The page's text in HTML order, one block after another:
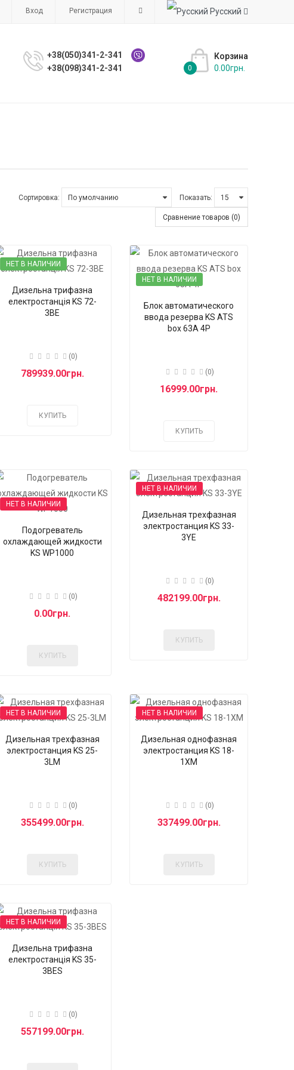
Вход Регистрация Русский
Корзина
0 0.00грн.
+38(050)341-2-341
+38(098)341-2-341
Сортировка: Показать:
Сравнение товаров (0)
НЕТ В НАЛИЧИИ
Дизельна трифазна
електростанція KS 72-
3BE
(0)
789939.00грн.
КУПИТЬ
НЕТ В НАЛИЧИИ
Блок автоматического
ввода резерва KS ATS
box 63A 4P
(0)
16999.00грн.
КУПИТЬ
НЕТ В НАЛИЧИИ
Подогреватель
охлаждающей жидкости
KS WP1000
(0)
0.00грн.
КУПИТЬ
НЕТ В НАЛИЧИИ
Дизельная трехфазная
электростанция KS 33-
3YE
(0)
482199.00грн.
КУПИТЬ
НЕТ В НАЛИЧИИ
Дизельная трехфазная
электростанция KS 25-
3LM
(0)
355499.00грн.
КУПИТЬ
НЕТ В НАЛИЧИИ
Дизельная однофазная
электростанция KS 18-
1XM
(0)
337499.00грн.
КУПИТЬ
НЕТ В НАЛИЧИИ
Дизельна трифазна
електростанція KS 35-
3BES
(0)
557199.00грн.